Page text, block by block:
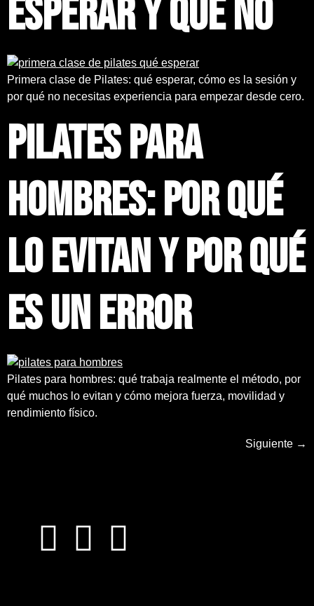
esperar y qué no
Primera clase de Pilates: qué esperar, cómo es la sesión y
por qué no necesitas experiencia para empezar desde cero.
Pilates para
hombres: por qué
lo evitan y por qué
es un error
Pilates para hombres: qué trabaja realmente el método, por
qué muchos lo evitan y cómo mejora fuerza, movilidad y
rendimiento físico.
Siguiente →
Pídenos más información sobre nuestras clases o